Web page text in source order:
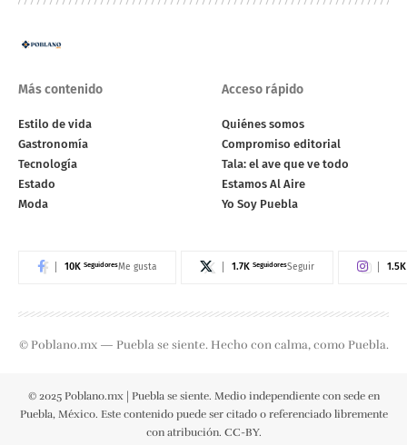
Más contenido
Estilo de vida
Gastronomía
Tecnología
Estado
Moda
Acceso rápido
Quiénes somos
Compromiso editorial
Tala: el ave que ve todo
Estamos Al Aire
Yo Soy Puebla
10K SeguidoresMe gusta 1.7K SeguidoresSeguir 1.5K
© Poblano.mx — Puebla se siente. Hecho con calma, como Puebla.
© 2025 Poblano.mx | Puebla se siente. Medio independiente con sede en
Puebla, México. Este contenido puede ser citado o referenciado libremente
con atribución. CC-BY.